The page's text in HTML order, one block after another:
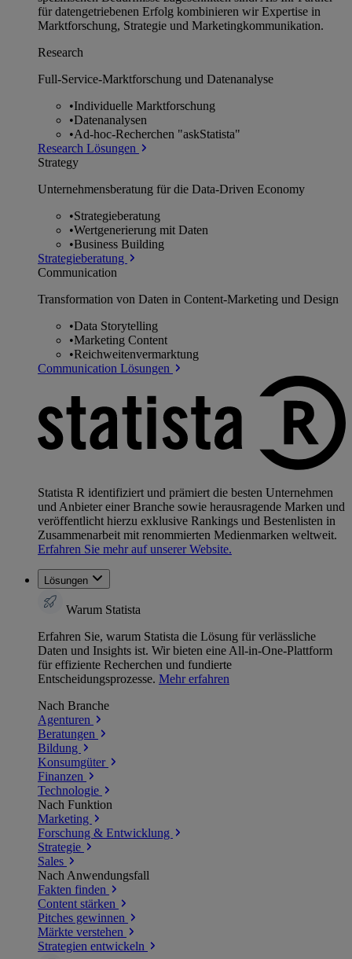
für datengetriebenen Erfolg kombinieren wir Expertise in
Marktforschung, Strategie und Marketingkommunikation.
Research
Full-Service-Marktforschung und Datenanalyse
•Individuelle Marktforschung
•Datenanalysen
•Ad-hoc-Recherchen "askStatista"
Research Lösungen
Strategy
Unternehmens­beratung für die Data-Driven Economy
•Strategieberatung
•Wertgenerierung mit Daten
•Business Building
Strategieberatung
Communication
Transformation von Daten in Content-Marketing und Design
•Data Storytelling
•Marketing Content
•Reichweitenvermarktung
Communication Lösungen
Statista R identifiziert und prämiert die besten Unternehmen
und Anbieter einer Branche sowie herausragende Marken und
veröffentlicht hierzu exklusive Rankings und Bestenlisten in
Zusammenarbeit mit renommierten Medienmarken weltweit.
Erfahren Sie mehr auf unserer Website.
Lösungen
Warum Statista
Erfahren Sie, warum Statista die Lösung für verlässliche
Daten und Insights ist. Wir bieten eine All-in-One-Plattform
für effiziente Recherchen und fundierte
Entscheidungsprozesse. Mehr erfahren
Nach Branche
Agenturen
Beratungen
Bildung
Konsumgüter
Finanzen
Technologie
Nach Funktion
Marketing
Forschung & Entwicklung
Strategie
Sales
Nach Anwendungsfall
Fakten finden
Content stärken
Pitches gewinnen
Märkte verstehen
Strategien entwickeln